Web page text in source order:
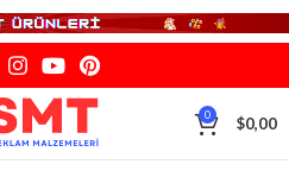
0 $0,00